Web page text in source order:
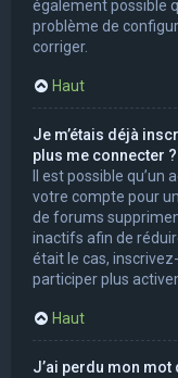
également possible
problème de
corriger.
Haut
Je m’étais déjà
plus me connecter
Il est possible
votre compte pour
de forums
inactifs afin de
était le cas,
participer plus
Haut
J’ai perdu mon mot